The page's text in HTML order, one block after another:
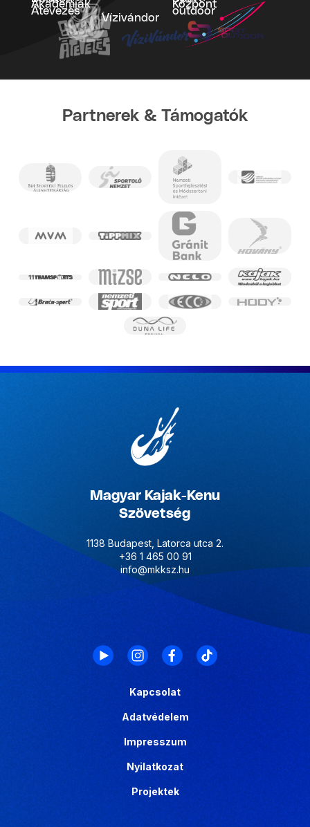
Akadémiák
Központ
Átevezés
outdoor
Vízivándor
Partnerek & Támogatók
Magyar Kajak-Kenu
Szövetség
1138 Budapest, Latorca utca 2.
+36 1 465 00 91
info@mkksz.hu
Kapcsolat
Adatvédelem
Impresszum
Nyilatkozat
Projektek